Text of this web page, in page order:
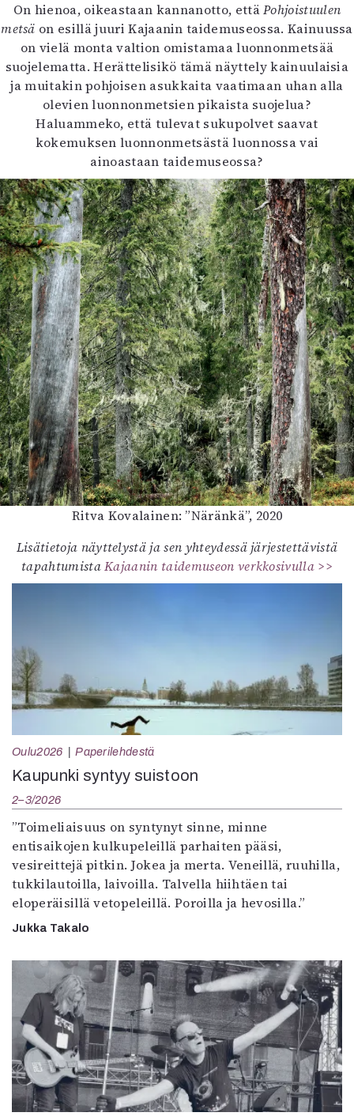
On hienoa, oikeastaan kannanotto, ettäPohjoistuulen
metsä on esillä juuri Kajaanin taidemuseossa. Kainuussa
on vielä monta valtion omistamaa luonnonmetsää
suojelematta. Herättelisikö tämä näyttely kainuulaisia
ja muitakin pohjoisen asukkaita vaatimaan uhan alla
olevien luonnonmetsien pikaista suojelua?
Haluammeko, että tulevat sukupolvet saavat
kokemuksen luonnonmetsästä luonnossa vai
ainoastaan taidemuseossa?
Ritva Kovalainen: ”Näränkä”, 2020
Lisätietoja näyttelystä ja sen yhteydessä järjestettävistä
tapahtumistaKajaanin taidemuseon verkkosivulla >>
Oulu2026 Paperilehdestä
Kaupunki syntyy suistoon
2–3/2026
”Toimeliaisuus on syntynyt sinne, minne
entisaikojen kulkupeleillä parhaiten pääsi,
vesireittejä pitkin. Jokea ja merta. Veneillä, ruuhilla,
tukkilautoilla, laivoilla. Talvella hiihtäen tai
eloperäisillä vetopeleillä. Poroilla ja hevosilla.”
Jukka Takalo